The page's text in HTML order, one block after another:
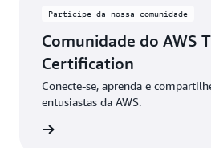
Participe da nossa comunidade
Comunidade do AWS
Certification
Conecte-se, aprenda e
entusiastas da AWS.